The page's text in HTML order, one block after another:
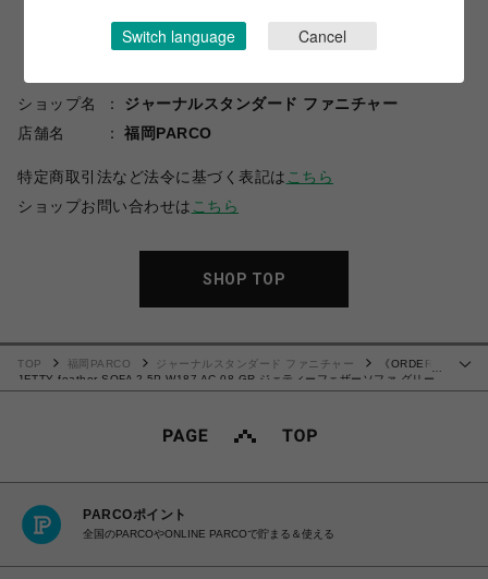
ショップ名
ジャーナルスタンダード ファニチャー
店舗名
福岡PARCO
特定商取引法など法令に基づく表記は こちら
ショップお問い合わせは こちら
SHOP TOP
TOP 福岡PARCO ジャーナルスタンダード ファニチャー
《ORDER》
JETTY feather SOFA 2.5P W187 AC-08 GR ジェティーフェザーソファ グリー
ン 700
PARCOポイント
全国のPARCOやONLINE PARCOで貯まる＆使える
Switch language Cancel